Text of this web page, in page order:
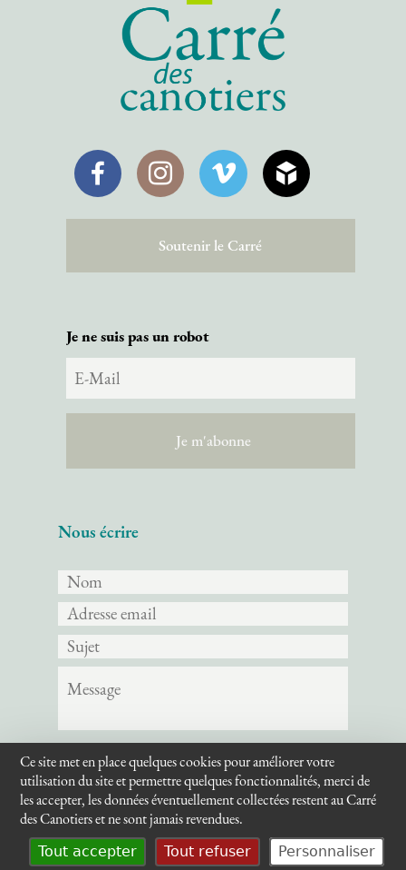
Ce site met en place quelques cookies pour améliorer votre
utilisation du site et permettre quelques fonctionnalités, merci de
les accepter, les données éventuellement collectées restent au Carré
des Canotiers et ne sont jamais revendues.
Tout accepter Tout refuser Personnaliser
Soutenir le Carré
Je ne suis pas un robot
Nous écrire
Envoyer
© Le Carré des canotiers - 2026 Mentions Légales Se connecter